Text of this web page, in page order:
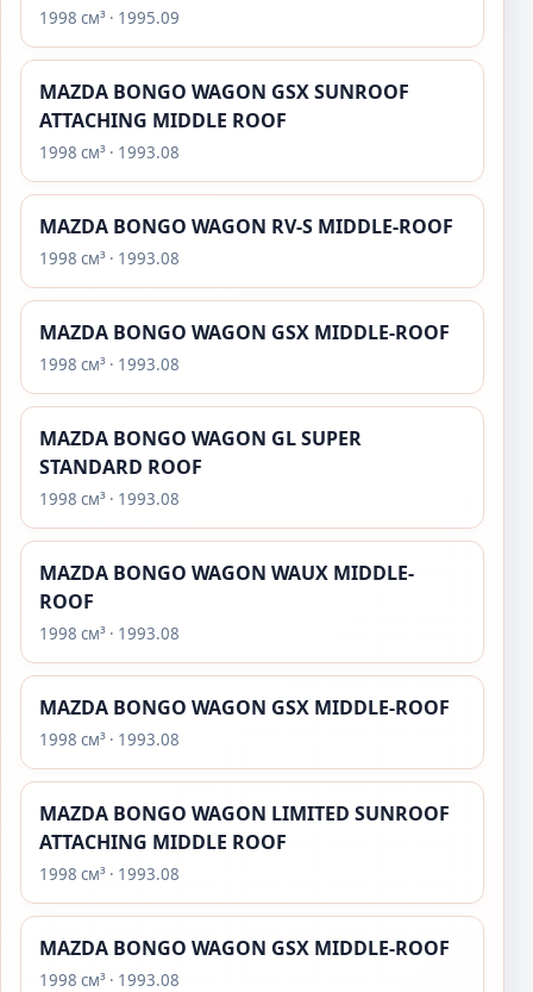
1998 см³ · 1995.09
MAZDA BONGO WAGON GSX SUNROOF
ATTACHING MIDDLE ROOF
1998 см³ · 1993.08
MAZDA BONGO WAGON RV-S MIDDLE-ROOF
1998 см³ · 1993.08
MAZDA BONGO WAGON GSX MIDDLE-ROOF
1998 см³ · 1993.08
MAZDA BONGO WAGON GL SUPER
STANDARD ROOF
1998 см³ · 1993.08
MAZDA BONGO WAGON WAUX MIDDLE-
ROOF
1998 см³ · 1993.08
MAZDA BONGO WAGON GSX MIDDLE-ROOF
1998 см³ · 1993.08
MAZDA BONGO WAGON LIMITED SUNROOF
ATTACHING MIDDLE ROOF
1998 см³ · 1993.08
MAZDA BONGO WAGON GSX MIDDLE-ROOF
1998 см³ · 1993.08